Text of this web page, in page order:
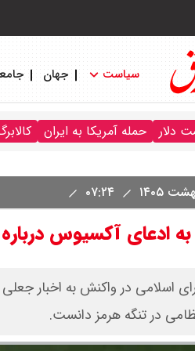
سیاست جهان
دلار حمله آمریکا به ایران
ادعای آکسیوس درباره
در واکنش به اخبار جعلی
در تنگه هرمز دانست.